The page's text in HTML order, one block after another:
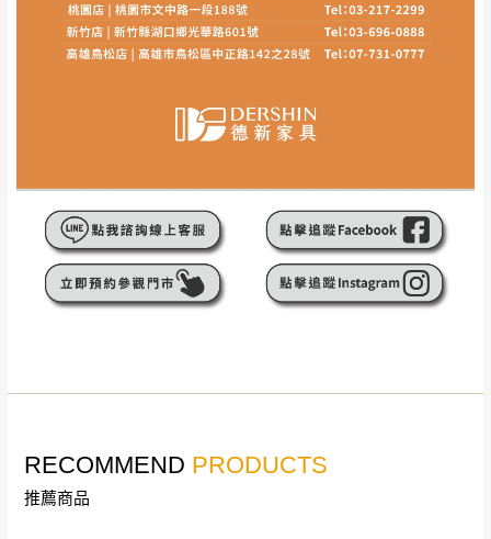
RECOMMEND PRODUCTS
推薦商品